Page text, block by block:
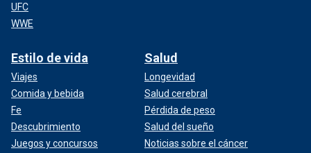
UFC
WWE
Estilo de vida
Viajes
Comida y bebida
Fe
Descubrimiento
Juegos y concursos
Salud
Longevidad
Salud cerebral
Pérdida de peso
Salud del sueño
Noticias sobre el cáncer